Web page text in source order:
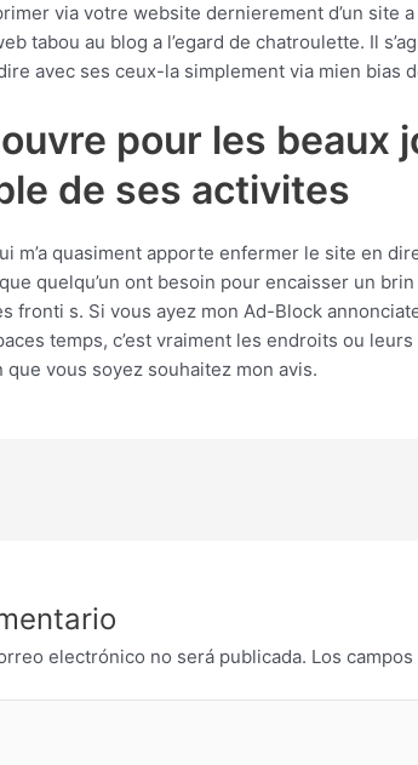
via votre website dernierement d’un site
tabou au blog a l’egard de chatroulette. Il
avec ses ceux-la simplement via mien bias
pour les beaux
de ses activites
m’a quasiment apporte enfermer le site en
quelqu’un ont besoin pour encaisser un
fronti s. Si vous ayez mon Ad-Block
temps, c’est vraiment les endroits ou
vous soyez souhaitez mon avis.
electrónico no será publicada. Los